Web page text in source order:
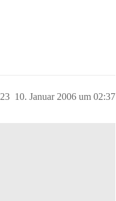
10. Januar 2006 um 02:37
23